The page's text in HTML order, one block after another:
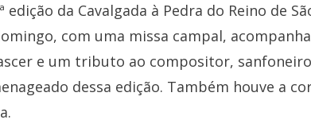
edição da Cavalgada à Pedra do Reino de
com uma missa campal,
e um tributo ao compositor,
dessa edição. Também houve a